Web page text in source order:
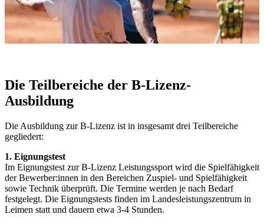
Die Teilbereiche der B-Lizenz-
Ausbildung
Die Ausbildung zur B-Lizenz ist in insgesamt drei Teilbereiche
gegliedert:
1. Eignungstest
Im Eignungstest zur B-Lizenz Leistungssport wird die Spielfähigkeit
der Bewerber:innen in den Bereichen Zuspiel- und Spielfähigkeit
sowie Technik überprüft. Die Termine werden je nach Bedarf
festgelegt. Die Eignungstests finden im Landesleistungszentrum in
Leimen statt und dauern etwa 3-4 Stunden.